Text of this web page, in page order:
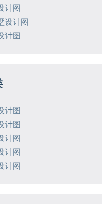
计图
设计图
计图
计图
计图
计图
计图
计图